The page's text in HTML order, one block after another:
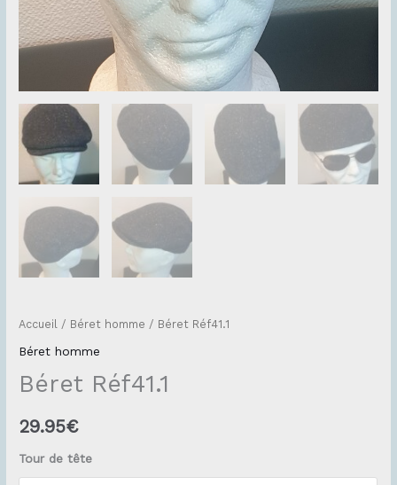
Accueil / Béret homme / Béret Réf41.1
Béret homme
Béret Réf41.1
29.95€
Tour de tête